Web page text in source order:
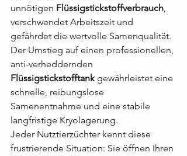
unnötigen Flüssigstickstoffverbrauch,
verschwendet Arbeitszeit und
gefährdet die wertvolle Samenqualität.
Der Umstieg auf einen professionellen,
anti-verheddernden
Flüssigstickstofftank gewährleistet eine
schnelle, reibungslose
Samenentnahme und eine stabile
langfristige Kryolagerung.
Jeder Nutztierzüchter kennt diese
frustrierende Situation: Sie öffnen Ihren